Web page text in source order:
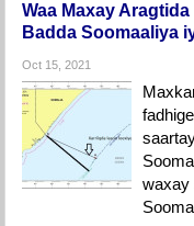
Waa Maxay
Badda Soomaaliya
Oct 15, 2021
waxay